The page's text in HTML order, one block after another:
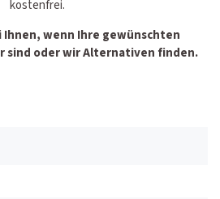
kostenfrei.
Ihnen, wenn Ihre gewünschten
sind oder wir Alternativen finden.